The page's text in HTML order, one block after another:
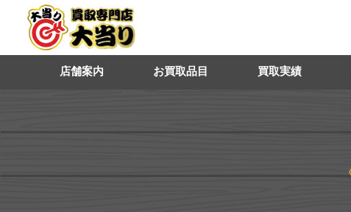
店舗案内 お買取品目 買取実績